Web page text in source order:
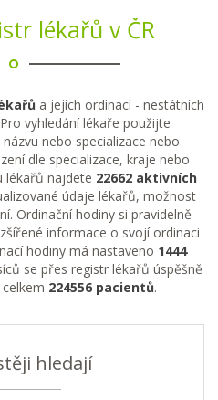
lékařů v ČR
a jejich ordinací - nestátních
vyhledání lékaře použijte
nebo specializace nebo
dle specializace, kraje nebo
lékařů najdete 22662 aktivních
údaje lékařů, možnost
Ordinační hodiny si pravidelně
informace o svojí ordinaci
hodiny má nastaveno 1444
se přes registr lékařů úspěšně
224556 pacientů.
hledají